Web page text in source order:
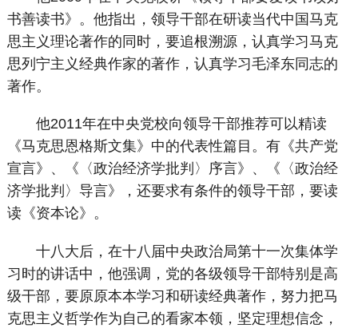
书善读书》。他指出，领导干部在研读当代中国马克
思主义理论著作的同时，要追根溯源，认真学习马克
思列宁主义经典作家的著作，认真学习毛泽东同志的
著作。
他2011年在中央党校向领导干部推荐可以精读
《马克思恩格斯文集》中的代表性篇目。有《共产党
宣言》、《〈政治经济学批判〉序言》、《〈政治经
济学批判〉导言》，还要求有条件的领导干部，要读
读《资本论》。
十八大后，在十八届中央政治局第十一次集体学
习时的讲话中，他强调，党的各级领导干部特别是高
级干部，要原原本本学习和研读经典著作，努力把马
克思主义哲学作为自己的看家本领，坚定理想信念，